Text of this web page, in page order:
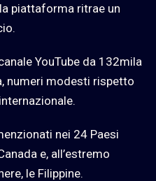
piattaforma ritrae un
YouTube da 132mila
numeri modesti rispetto
nei 24 Paesi
e, all’estremo
le Filippine.